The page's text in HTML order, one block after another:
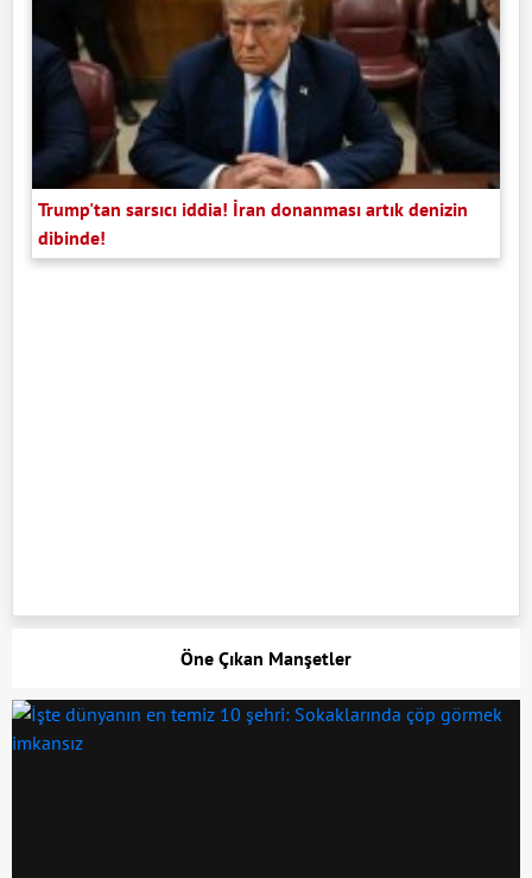
Trump'tan sarsıcı iddia! İran donanması artık denizin
dibinde!
Öne Çıkan Manşetler